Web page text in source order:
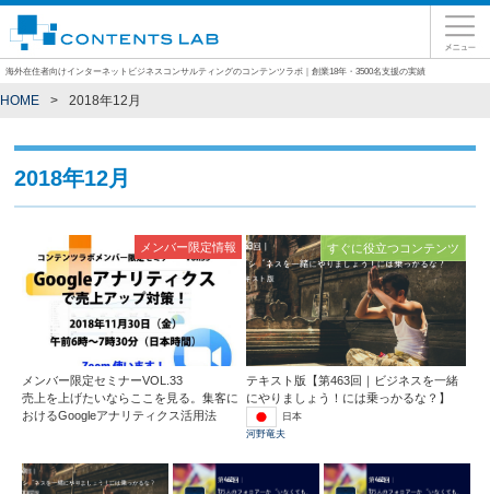
海外在住者向けインターネットビジネスコンサルティングのコンテンツラボ｜創業18年・3500名支援の実績
HOME 2018年12月
2018年12月
メンバー限定情報
メンバー限定セミナーVOL.33
売上を上げたいならここを見る。集客に
おけるGoogleアナリティクス活用法
すぐに役立つコンテンツ
テキスト版【第463回｜ビジネスを一緒
にやりましょう！には乗っかるな？】
日本
河野竜夫